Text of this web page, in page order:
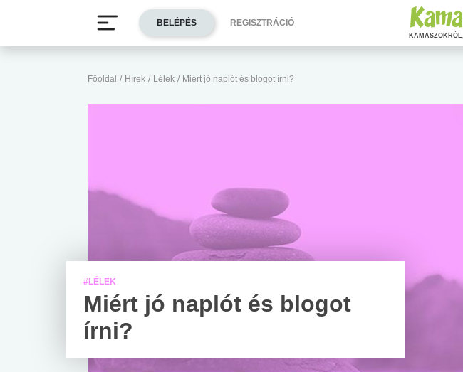
Főoldal / Hírek / Lélek / Miért jó naplót és blogot írni?
#LÉLEK
Miért jó naplót és blogot
írni?
BELÉPÉS REGISZTRÁCIÓ